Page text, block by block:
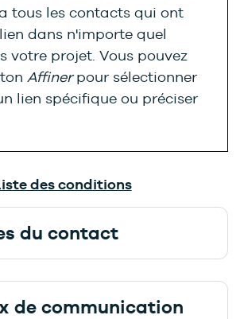
tous les contacts qui ont
dans n'importe quel
votre projet. Vous pouvez
Affinerpour sélectionner
lien spécifique ou préciser
des conditions
du contact
de communication